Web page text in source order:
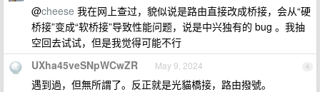
@cheese 我在网上查过，貌似说是路由直接改成桥接，会从“硬
桥接”变成“软桥接”导致性能问题，说是中兴独有的 bug 。我抽
空回去试试，但是我觉得可能不行
4
UXha45veSNpWCwZR May 9, 2024
遇到過，但無所謂了。反正就是光貓橋接，路由撥號。